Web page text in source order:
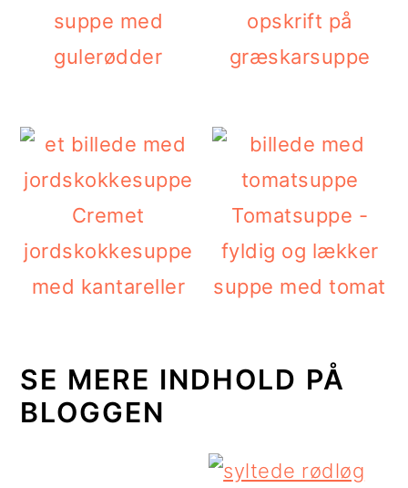
suppe med
gulerødder
opskrift på
græskarsuppe
Cremet
jordskokkesuppe
med kantareller
Tomatsuppe -
fyldig og lækker
suppe med tomat
SE MERE INDHOLD PÅ
BLOGGEN